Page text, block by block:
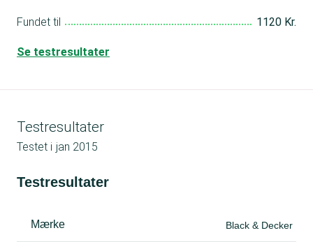
Fundet til 1120 Kr.
Se testresultater
Testresultater
Testet i jan 2015
Testresultater
Mærke Black & Decker